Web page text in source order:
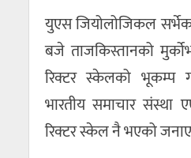
युएस जियोलोजिकल
बजे ताजकिस्तानको
रिक्टर स्केलको भूकम्प
भारतीय समाचार
रिक्टर स्केल नै भएको